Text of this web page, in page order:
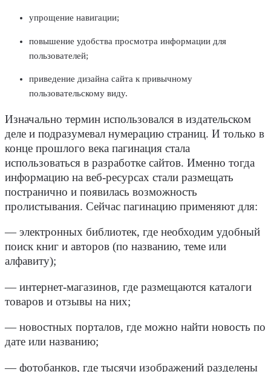
упрощение навигации;
повышение удобства просмотра информации для
пользователей;
приведение дизайна сайта к привычному
пользовательскому виду.
Изначально термин использовался в издательском
деле и подразумевал нумерацию страниц. И только в
конце прошлого века пагинация стала
использоваться в разработке сайтов. Именно тогда
информацию на веб-ресурсах стали размещать
постранично и появилась возможность
пролистывания. Сейчас пагинацию применяют для:
— электронных библиотек, где необходим удобный
поиск книг и авторов (по названию, теме или
алфавиту);
— интернет-магазинов, где размещаются каталоги
товаров и отзывы на них;
— новостных порталов, где можно найти новость по
дате или названию;
— фотобанков, где тысячи изображений разделены